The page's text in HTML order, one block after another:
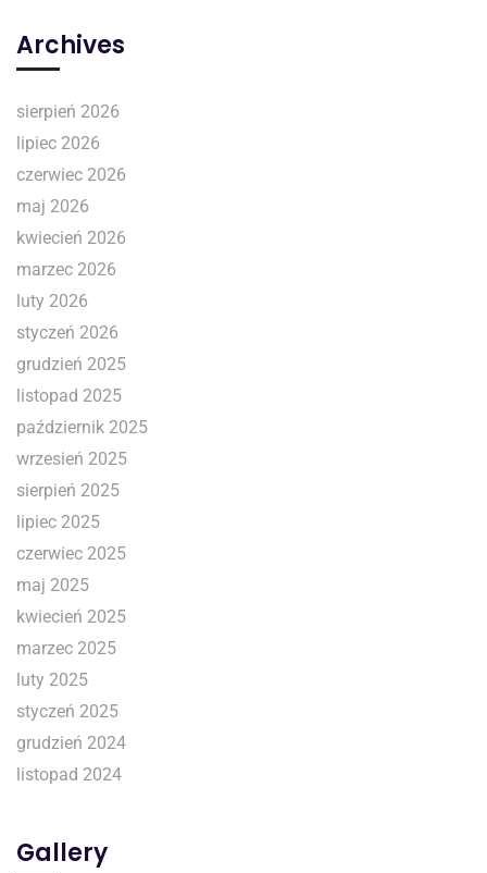
Archives
sierpień 2026
lipiec 2026
czerwiec 2026
maj 2026
kwiecień 2026
marzec 2026
luty 2026
styczeń 2026
grudzień 2025
listopad 2025
październik 2025
wrzesień 2025
sierpień 2025
lipiec 2025
czerwiec 2025
maj 2025
kwiecień 2025
marzec 2025
luty 2025
styczeń 2025
grudzień 2024
listopad 2024
Gallery